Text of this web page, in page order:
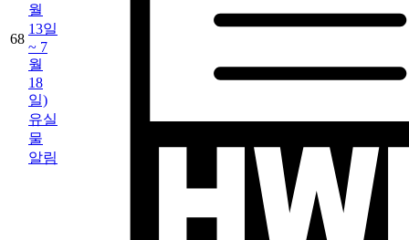
68
월
13일
~ 7
월
18
일)
유실
물
알림